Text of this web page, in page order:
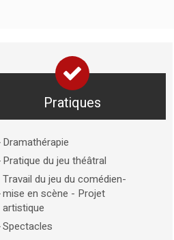
Pratiques
Dramathérapie
Pratique du jeu théâtral
Travail du jeu du comédien-
mise en scène - Projet
artistique
Spectacles